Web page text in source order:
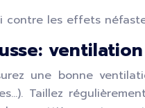
contre les effets
une bonne
Taillez